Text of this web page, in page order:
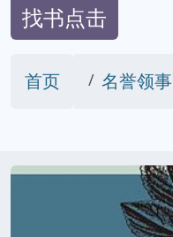
找书点击
首页 名誉领事